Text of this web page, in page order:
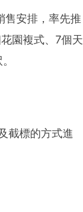
售安排，率先推
園複式、7個天
截標的方式進